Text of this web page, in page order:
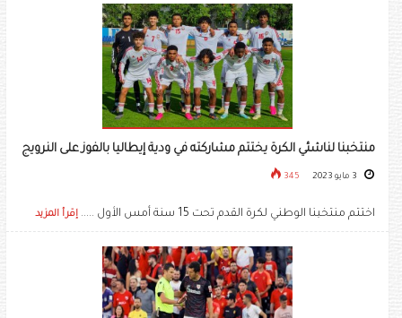
منتخبنا لناشئي الكرة يختتم مشاركته في ودية إيطاليا بالفوز على النرويج
345
اختتم منتخبنا الوطني لكرة القدم تحت 15 سنة أمس الأول ..... إقرأ المزيد